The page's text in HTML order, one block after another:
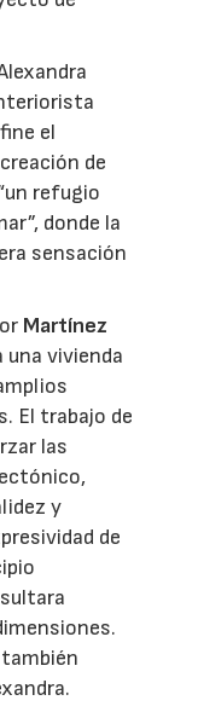
el
de
refugio
donde la
sensación
Martínez
una vivienda
El trabajo de
las
y
de